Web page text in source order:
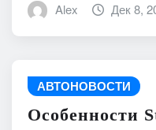
Alex Дек 8,
АВТОНОВОСТИ
Особенности